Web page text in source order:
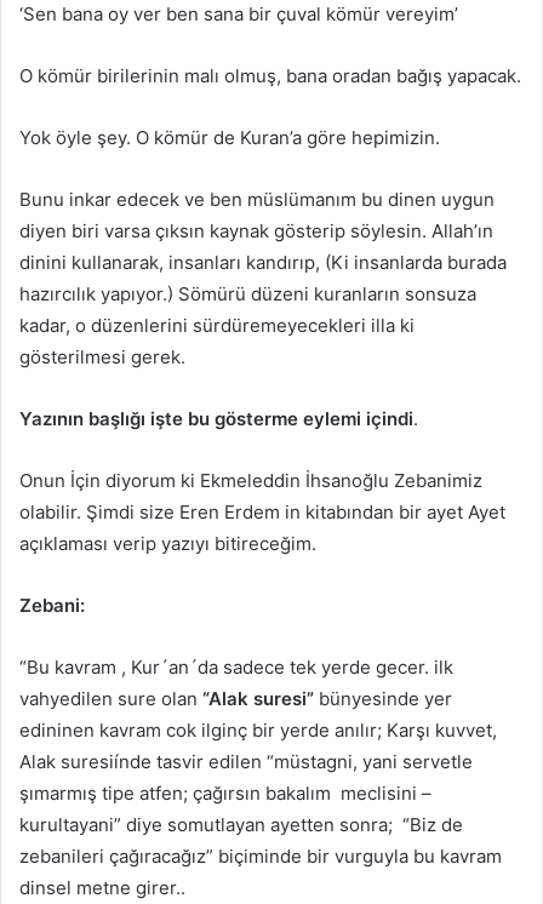
‘Sen bana oy ver ben sana bir çuval kömür vereyim’
O kömür birilerinin malı olmuş, bana oradan bağış yapacak.
Yok öyle şey. O kömür de Kuran’a göre hepimizin.
Bunu inkar edecek ve ben müslümanım bu dinen uygun
diyen biri varsa çıksın kaynak gösterip söylesin. Allah’ın
dinini kullanarak, insanları kandırıp, (Ki insanlarda burada
hazırcılık yapıyor.) Sömürü düzeni kuranların sonsuza
kadar, o düzenlerini sürdüremeyecekleri illa ki
gösterilmesi gerek.
Yazının başlığı işte bu gösterme eylemi içindi.
Onun İçin diyorum ki Ekmeleddin İhsanoğlu Zebanimiz
olabilir. Şimdi size Eren Erdem in kitabından bir ayet Ayet
açıklaması verip yazıyı bitireceğim.
Zebani:
“Bu kavram , Kur´an´da sadece tek yerde gecer. ilk
vahyedilen sure olan “Alak suresi” bünyesinde yer
edininen kavram cok ilginç bir yerde anılır; Karşı kuvvet,
Alak suresiínde tasvir edilen “müstagni, yani servetle
şımarmış tipe atfen; çağırsın bakalım meclisini –
kurultayani” diye somutlayan ayetten sonra; “Biz de
zebanileri çağıracağız” biçiminde bir vurguyla bu kavram
dinsel metne girer..